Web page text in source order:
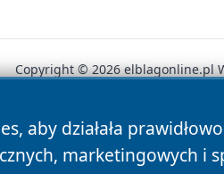
aby działała
marketingowych i
Copyright © 2026 elblagonline.pl
News Autorzy Polityka